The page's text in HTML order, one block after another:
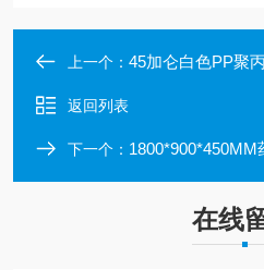
上一个： 45加仑白色PP聚丙烯
返回列表
下一个：
在线